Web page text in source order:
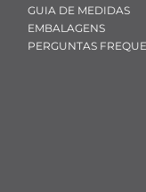
GUIA DE MEDIDAS
EMBALAGENS
PERGUNTAS